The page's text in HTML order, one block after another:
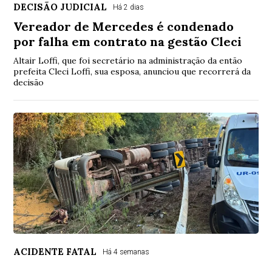
DECISÃO JUDICIAL Há 2 dias
Vereador de Mercedes é condenado
por falha em contrato na gestão Cleci
Altair Loffi, que foi secretário na administração da então
prefeita Cleci Loffi, sua esposa, anunciou que recorrerá da
decisão
ACIDENTE FATAL Há 4 semanas